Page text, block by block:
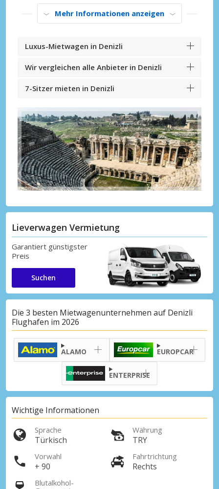
Mehr Informationen anzeigen
Luxus-Mietwagen in Denizli
Wir vergleichen alle Anbieter in Denizli
7-Sitzer mieten in Denizli
Lieverwagen Vermietung
Garantiert günstigster
Preis
Suchen
Die 3 besten Mietwagenunternehmen auf Denizli
Flughafen im 2026
ALAMO EUROPCAR
ENTERPRISE
Wichtige Informationen
Sprache
Türkisch
Währung
TRY
Vorwahl
+ 90
Fahrtrichtung
Rechts
Blutalkohol-